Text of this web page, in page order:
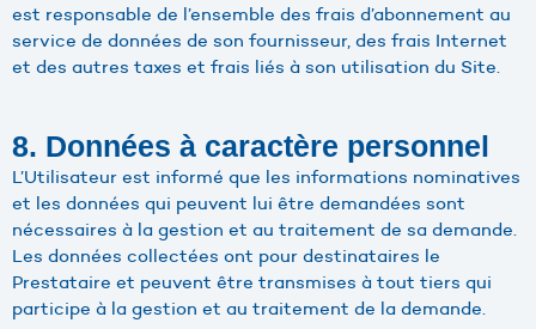
est responsable de l’ensemble des frais d’abonnement au
service de données de son fournisseur, des frais Internet
et des autres taxes et frais liés à son utilisation du Site.
8. Données à caractère personnel
L’Utilisateur est informé que les informations nominatives
et les données qui peuvent lui être demandées sont
nécessaires à la gestion et au traitement de sa demande.
Les données collectées ont pour destinataires le
Prestataire et peuvent être transmises à tout tiers qui
participe à la gestion et au traitement de la demande.